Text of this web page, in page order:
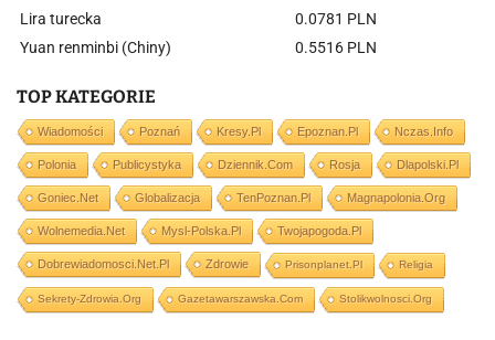
Lira turecka
0.0781 PLN
Yuan renminbi (Chiny)
0.5516 PLN
TOP KATEGORIE
Wiadomości Poznań Kresy.pl Epoznan.pl Nczas.info
Polonia Publicystyka Dziennik.com Rosja Dlapolski.pl
Goniec.net Globalizacja TenPoznan.pl Magnapolonia.org
Wolnemedia.net Mysl-Polska.pl Twojapogoda.pl
Dobrewiadomosci.net.pl Zdrowie Prisonplanet.pl Religia
Sekrety-Zdrowia.org Gazetawarszawska.com Stolikwolnosci.org